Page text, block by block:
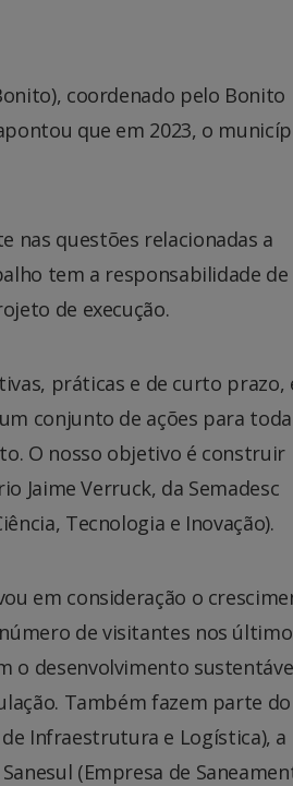
coordenado pelo Bonito
que em 2023, o
nas questões relacionadas a
tem a responsabilidade de
de execução.
práticas e de curto prazo,
conjunto de ações para
O nosso objetivo é construir
Jaime Verruck, da Semadesc
Tecnologia e Inovação).
em consideração o
de visitantes nos
o desenvolvimento
Também fazem parte do
Infraestrutura e Logística), a
(Empresa de